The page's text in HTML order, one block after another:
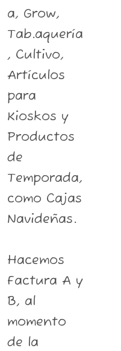
a, Grow,
Tab.aquería
, Cultivo,
Artículos
para
Kioskos y
Productos
de
Temporada,
como Cajas
Navideñas.
Hacemos
Factura A y
B, al
momento
de la